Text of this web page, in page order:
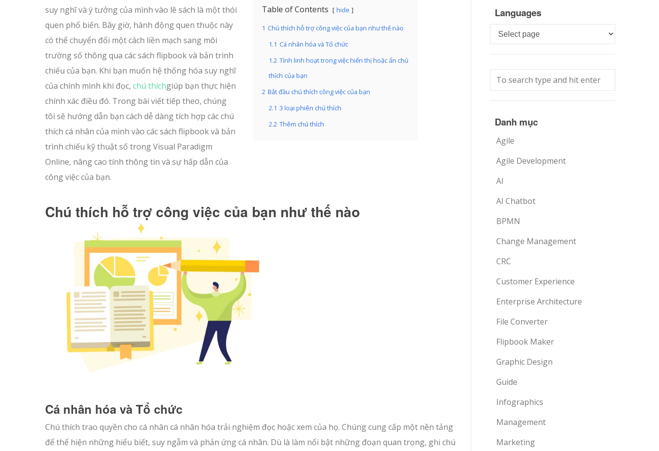
Table of Contents hide
1 Chú thích hỗ trợ công việc của bạn như thế nào
1.1 Cá nhân hóa và Tổ chức
1.2 Tính linh hoạt trong việc hiển thị hoặc ẩn chú
thích của bạn
2 Bắt đầu chú thích công việc của bạn
2.1 3 loại phiên chú thích
2.2 Thêm chú thích
suy nghĩ và ý tưởng của mình vào lề sách là một thói
quen phổ biến. Bây giờ, hành động quen thuộc này
có thể chuyển đổi một cách liền mạch sang môi
trường số thông qua các sách flipbook và bản trình
chiếu của bạn. Khi bạn muốn hệ thống hóa suy nghĩ
của chính mình khi đọc, chú thíchgiúp bạn thực hiện
chính xác điều đó. Trong bài viết tiếp theo, chúng
tôi sẽ hướng dẫn bạn cách dễ dàng tích hợp các chú
thích cá nhân của mình vào các sách flipbook và bản
trình chiếu kỹ thuật số trong Visual Paradigm
Online, nâng cao tính thông tin và sự hấp dẫn của
công việc của bạn.
Chú thích hỗ trợ công việc của bạn như thế nào
Cá nhân hóa và Tổ chức
Chú thích trao quyền cho cá nhân cá nhân hóa trải nghiệm đọc hoặc xem của họ. Chúng cung cấp một nền tảng
để thể hiện những hiểu biết, suy ngẫm và phản ứng cá nhân. Dù là làm nổi bật những đoạn quan trọng, ghi chú
Languages
Languages
Danh mục
Agile
Agile Development
AI
AI Chatbot
BPMN
Change Management
CRC
Customer Experience
Enterprise Architecture
File Converter
Flipbook Maker
Graphic Design
Guide
Infographics
Management
Marketing